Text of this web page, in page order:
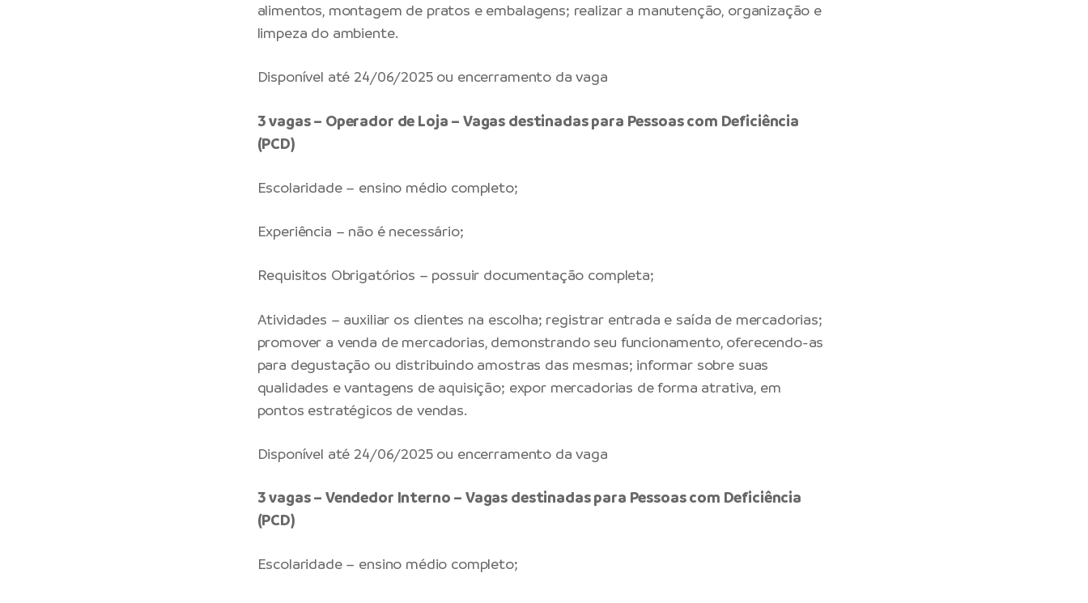
alimentos, montagem de pratos e embalagens; realizar a manutenção, organização e
limpeza do ambiente.
Disponível até 24/06/2025 ou encerramento da vaga
3 vagas – Operador de Loja – Vagas destinadas para Pessoas com Deficiência
(PCD)
Escolaridade – ensino médio completo;
Experiência – não é necessário;
Requisitos Obrigatórios – possuir documentação completa;
Atividades – auxiliar os clientes na escolha; registrar entrada e saída de mercadorias;
promover a venda de mercadorias, demonstrando seu funcionamento, oferecendo-as
para degustação ou distribuindo amostras das mesmas; informar sobre suas
qualidades e vantagens de aquisição; expor mercadorias de forma atrativa, em
pontos estratégicos de vendas.
Disponível até 24/06/2025 ou encerramento da vaga
3 vagas – Vendedor Interno – Vagas destinadas para Pessoas com Deficiência
(PCD)
Escolaridade – ensino médio completo;